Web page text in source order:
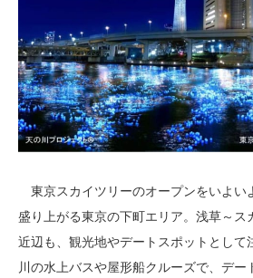
東京スカイツリーのオープンをいよい
盛り上がる東京の下町エリア。浅草～ス
近辺も、観光地やデートスポットとして
川の水上バスや屋形船クルーズで、デー